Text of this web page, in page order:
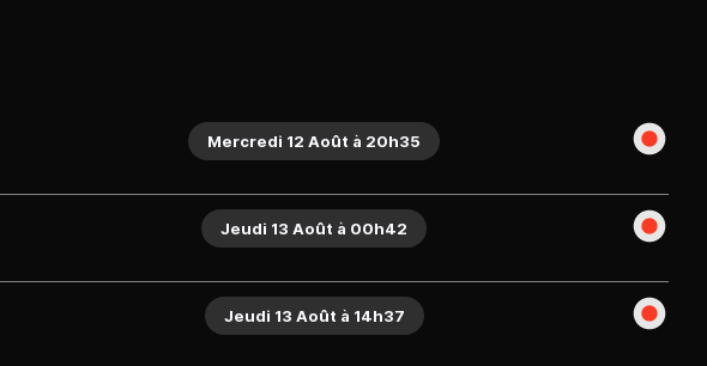
Mercredi 12 Août à 20h35
Jeudi 13 Août à 00h42
Jeudi 13 Août à 14h37